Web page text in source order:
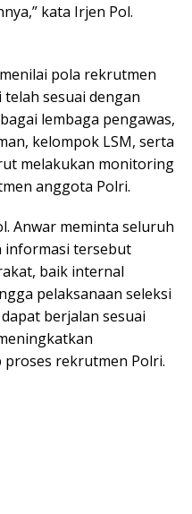
kata Irjen Pol.
pola rekrutmen
sesuai dengan
lembaga pengawas,
kelompok LSM, serta
melakukan monitoring
anggota Polri.
Anwar meminta seluruh
informasi tersebut
baik internal
pelaksanaan seleksi
berjalan sesuai
rekrutmen Polri.